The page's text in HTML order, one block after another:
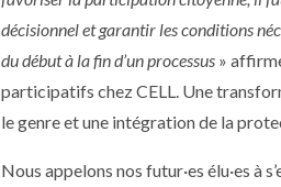
décisionnel et garantir les conditions
du début à la fin d’un processus »
participatifs chez CELL. Une
le genre et une intégration de la
Nous appelons nos futur·es élu·es à